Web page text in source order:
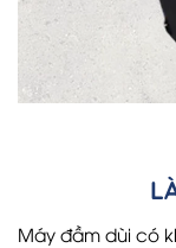
Máy đầm dùi có